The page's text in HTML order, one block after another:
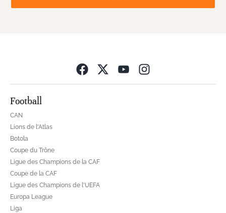
Football
CAN
Lions de l'Atlas
Botola
Coupe du Trône
Ligue des Champions de la CAF
Coupe de la CAF
Ligue des Champions de l'UEFA
Europa League
Liga